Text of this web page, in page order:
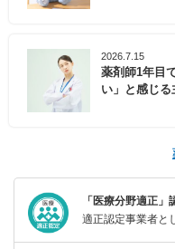
2026.7.15
薬剤師1年目
い」と感じ
「医療分野適正」
適正認定事業者と